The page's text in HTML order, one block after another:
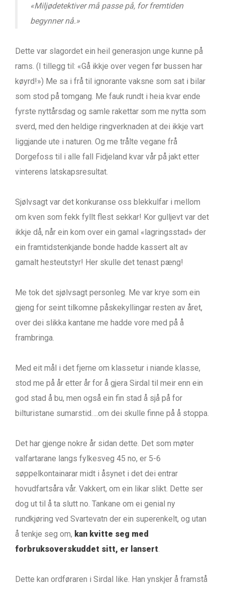
«Miljødetektiver må passe på, for fremtiden
begynner nå.»
Dette var slagordet ein heil generasjon unge kunne på
rams. (I tillegg til: «Gå ikkje over vegen før bussen har
køyrd!») Me sa i frå til ignorante vaksne som sat i bilar
som stod på tomgang. Me fauk rundt i heia kvar ende
fyrste nyttårsdag og samle rakettar som me nytta som
sverd, med den heldige ringverknaden at dei ikkje vart
liggjande ute i naturen. Og me trålte vegane frå
Dorgefoss til i alle fall Fidjeland kvar vår på jakt etter
vinterens latskapsresultat.
Sjølvsagt var det konkuranse oss blekkulfar i mellom
om kven som fekk fyllt flest sekkar! Kor gulljevt var det
ikkje då, når ein kom over ein gamal «lagringsstad» der
ein framtidstenkjande bonde hadde kassert alt av
gamalt hesteutstyr! Her skulle det tenast pæng!
Me tok det sjølvsagt personleg. Me var krye som ein
gjeng for seint tilkomne påskekyllingar resten av året,
over dei slikka kantane me hadde vore med på å
frambringa.
Med eit mål i det fjerne om klassetur i niande klasse,
stod me på år etter år for å gjera Sirdal til meir enn ein
god stad å bu, men også ein fin stad å sjå på for
bilturistane sumarstid….om dei skulle finne på å stoppa.
Det har gjenge nokre år sidan dette. Det som møter
valfartarane langs fylkesveg 45 no, er 5-6
søppelkontainarar midt i åsynet i det dei entrar
hovudfartsåra vår. Vakkert, om ein likar slikt. Dette ser
dog ut til å ta slutt no. Tankane om ei genial ny
rundkjøring ved Svartevatn der ein superenkelt, og utan
å tenkje seg om, kan kvitte seg med
forbruksoverskuddet sitt, er lansert.
Dette kan ordføraren i Sirdal like. Han ynskjer å framstå